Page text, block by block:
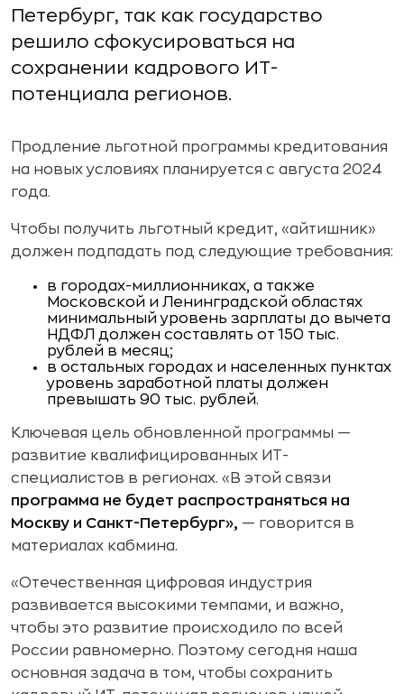
Петербург, так как государство
решило сфокусироваться на
сохранении кадрового ИТ-
потенциала регионов.
Продление льготной программы кредитования
на новых условиях планируется с августа 2024
года.
Чтобы получить льготный кредит, «айтишник»
должен подпадать под следующие требования:
в городах-миллионниках, а также
Московской и Ленинградской областях
минимальный уровень зарплаты до вычета
НДФЛ должен составлять от 150 тыс.
рублей в месяц;
в остальных городах и населенных пунктах
уровень заработной платы должен
превышать 90 тыс. рублей.
Ключевая цель обновленной программы —
развитие квалифицированных ИТ-
специалистов в регионах. «В этой связи
программа не будет распространяться на
Москву и Санкт-Петербург», — говорится в
материалах кабмина.
«Отечественная цифровая индустрия
развивается высокими темпами, и важно,
чтобы это развитие происходило по всей
России равномерно. Поэтому сегодня наша
основная задача в том, чтобы сохранить